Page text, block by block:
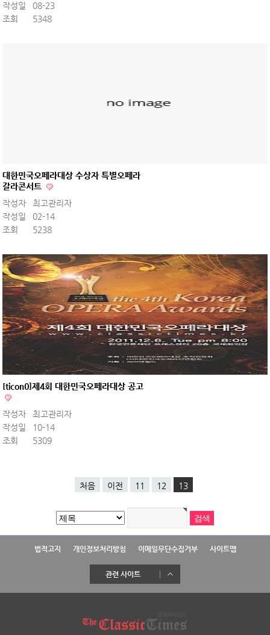
작성일
08-23
조회
5348
대한민국오페라대상 수상자 특별오페라
갈라콘서트
작성자
최고관리자
작성일
02-14
조회
5238
[ticon0]제4회 대한민국오페라대상 공고
작성자
최고관리자
작성일
10-14
조회
5309
처음 이전 11 12 13
법적고지 개인정보처리방침 이메일무단수집거부 사이트맵
관련 사이트